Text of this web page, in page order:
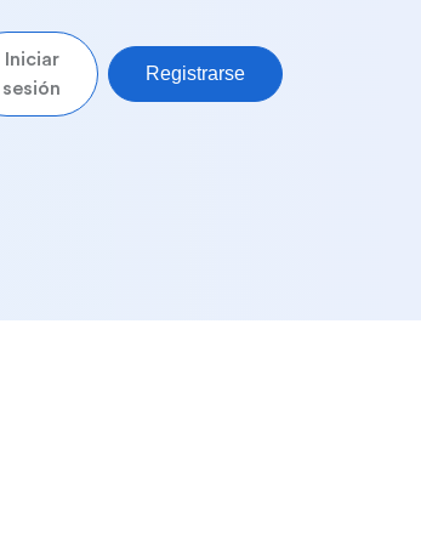
Iniciar
sesión
Registrarse